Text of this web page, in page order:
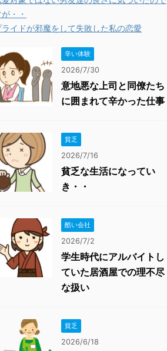
・・
ライドが邪魔をして失敗した私の恋愛
辛い体験
2026/7/30
意地悪な上司と同僚たち
に囲まれて辛かった仕事
貧乏
2026/7/16
貧乏な生活になってい
き・・
酷い会社
2026/7/2
学生時代にアルバイトし
ていた居酒屋での理不尽
な扱い
貧乏
2026/6/18